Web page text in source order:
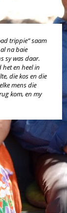
trippie” saam
na baie
sy was daar.
het en heel in
die kos en die
mens die
kom, en my